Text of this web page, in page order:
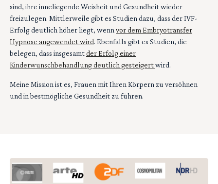
sind, ihre inneliegende Weisheit und Gesundheit wieder
freizulegen. Mittlerweile gibt es Studien dazu, dass der IVF-
Erfolg deutlich höher liegt, wenn vor dem Embryotransfer
Hypnose angewendet wird. Ebenfalls gibt es Studien, die
belegen, dass insgesamtder Erfolg einer
Kinderwunschbehandlung deutlich gesteigertwird.
Meine Mission ist es, Frauen mit Ihren Körpern zu versöhnen
und in bestmögliche Gesundheit zu führen.